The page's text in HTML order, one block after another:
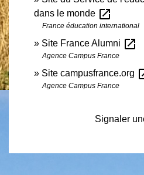
dans le monde open_in_new
France éducation international
Site France Alumni open_in_new
Agence Campus France
Site campusfrance.org
Agence Campus France
Signaler